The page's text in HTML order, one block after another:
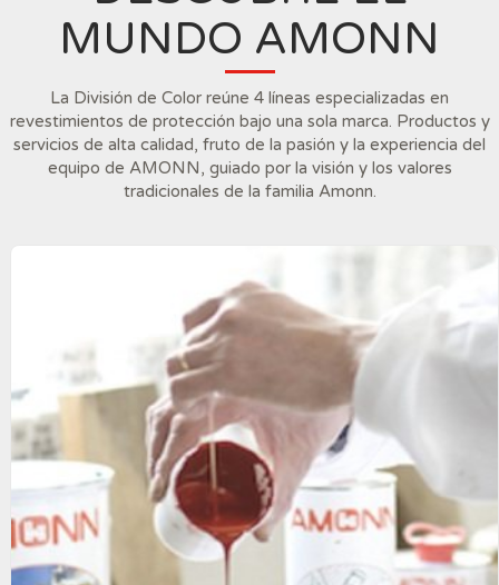
MUNDO AMONN
La División de Color reúne 4 líneas especializadas en
revestimientos de protección bajo una sola marca. Productos y
servicios de alta calidad, fruto de la pasión y la experiencia del
equipo de AMONN, guiado por la visión y los valores
tradicionales de la familia Amonn.